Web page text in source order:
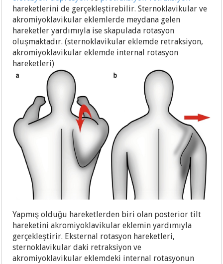
hareketlerini de gerçekleştirebilir. Sternoklavikular ve
akromiyoklavikular eklemlerde meydana gelen
hareketler yardımıyla ise skapulada rotasyon
oluşmaktadır. (sternoklavikular eklemde retraksiyon,
akromiyoklavikular eklemde internal rotasyon
hareketleri)
Yapmış olduğu hareketlerden biri olan posterior tilt
hareketini akromiyoklavikular eklemin yardımıyla
gerçekleştirir. Eksternal rotasyon hareketleri,
sternoklavikular daki retraksiyon ve
akromiyoklavikular eklemdeki internal rotasyonun